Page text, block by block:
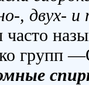
, двух-
часто
групп